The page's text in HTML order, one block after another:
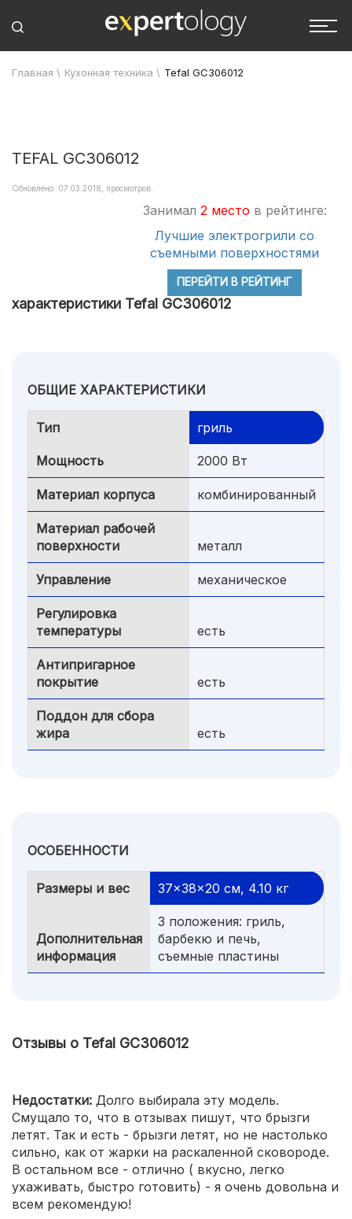
Главная \ Кухонная техника \ Tefal GC306012
TEFAL GC306012
Обновлено: 07.03.2018, просмотров:
Занимал 2 место в рейтинге:
Лучшие электрогрили со
съемными поверхностями
ПЕРЕЙТИ В РЕЙТИНГ
характеристики Tefal GC306012
ОБЩИЕ ХАРАКТЕРИСТИКИ
Тип гриль
Мощность 2000 Вт
Материал корпуса комбинированный
Материал рабочей
поверхности
металл
Управление механическое
Регулировка
температуры
есть
Антипригарное
покрытие
есть
Поддон для сбора
жира
есть
ОСОБЕННОСТИ
Размеры и вес 37x38x20 см, 4.10 кг
Дополнительная
информация
3 положения: гриль,
барбекю и печь,
cъемные пластины
Отзывы о Tefal GC306012
Недостатки: Долго выбирала эту модель.
Смущало то, что в отзывах пишут, что брызги
летят. Так и есть - брызги летят, но не настолько
сильно, как от жарки на раскаленной сковороде.
В остальном все - отлично ( вкусно, легко
ухаживать, быстро готовить) - я очень довольна и
всем рекомендую!